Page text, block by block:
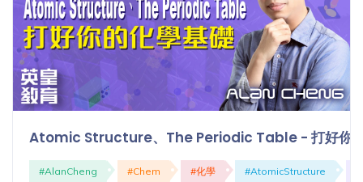
Atomic Structure、The Periodic Table - 打好你
#AlanCheng #Chem #化學 #AtomicStructure